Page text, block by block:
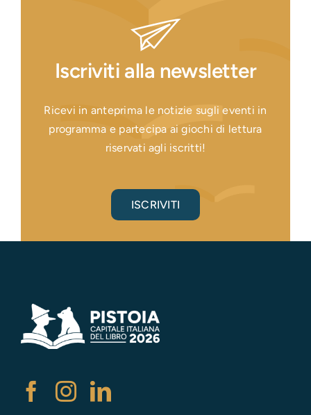
Iscriviti alla newsletter
Ricevi in anteprima le notizie sugli eventi in
programma e partecipa ai giochi di lettura
riservati agli iscritti!
ISCRIVITI